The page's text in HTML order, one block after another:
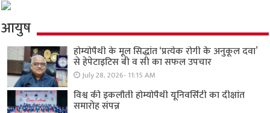
आयुष
होम्योपैथी के मूल सिद्धांत ‘प्रत्येक रोगी केे अनुकूल दवा’
से हेपेटाइटिस बी व सी का सफल उपचार
July 28, 2026- 11:15 AM
विश्व की इकलौती होम्योपैथी यूनिवर्सिटी का दीक्षांत
समारोह संपन्न